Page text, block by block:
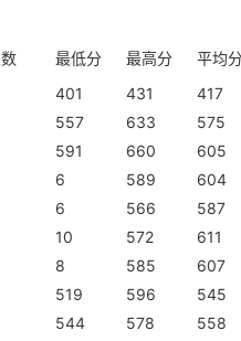
最低分 最高分
平均
401 431
417
557 633
575
591 660
605
6 589 604
6 566 587
10 572 611
8 585 607
519 596
545
544 578
558